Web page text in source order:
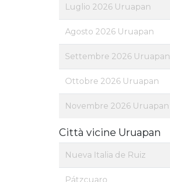
Luglio 2026 Uruapan
Agosto 2026 Uruapan
Settembre 2026 Uruapan
Ottobre 2026 Uruapan
Novembre 2026 Uruapan
Città vicine Uruapan
Nueva Italia de Ruiz
Pátzcuaro